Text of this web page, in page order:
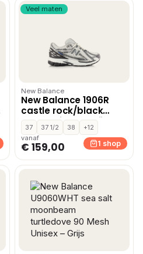
Veel maten
New Balance
New Balance 1906R
castle rock/black
Mesh Unisex – Grijs
37 37 1/2 38
+12
vanaf
€ 159,00 1 shop